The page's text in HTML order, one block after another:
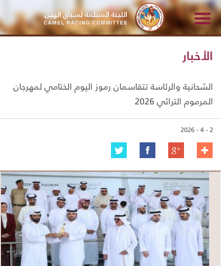
الأخبار
الشحانية والرئاسة تتقاسمان رموز اليوم الختامي لمهرجان
المرموم التراثي 2026
2 - 4 - 2026